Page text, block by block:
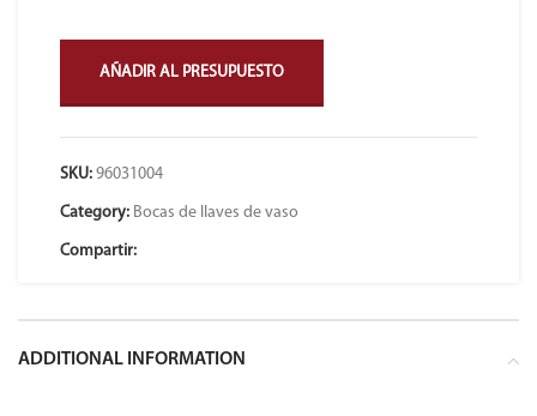
AÑADIR AL PRESUPUESTO
SKU: 96031004
Category: Bocas de llaves de vaso
Compartir:
ADDITIONAL INFORMATION